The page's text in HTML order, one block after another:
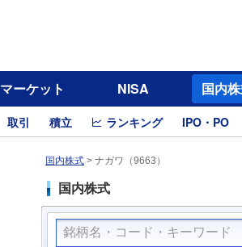
マーケット NISA 国内
取引 積立 ランキング IPO・PO
国内株式 > ナガワ（9663）
国内株式